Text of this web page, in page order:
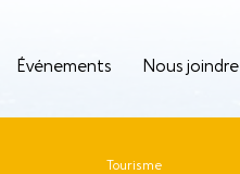
Événements Nous joindre
Tourisme